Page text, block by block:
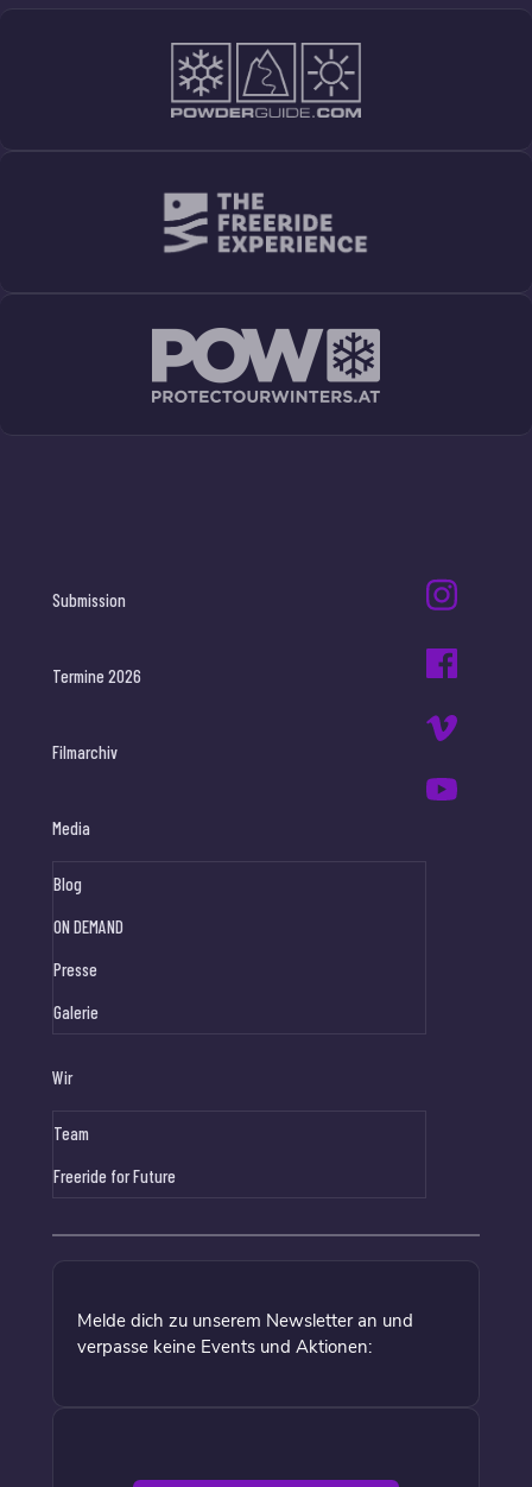
Submission
Termine 2026
Filmarchiv
Media
Blog
ON DEMAND
Presse
Galerie
Wir
Team
Freeride for Future
Melde dich zu unserem Newsletter an und
verpasse keine Events und Aktionen: